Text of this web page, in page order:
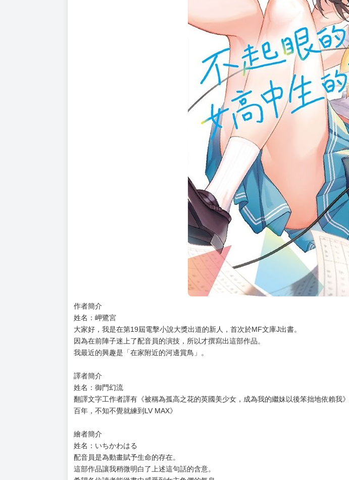
作者簡介
大家好，我是在第19屆電擊小說大獎出道的新人，首次於MF文庫J出書。
因為在前陣子迷上了配音員的演技，所以才撰寫出這部作品。
我最近的興趣是「在家附近的河邊賞鳥」。